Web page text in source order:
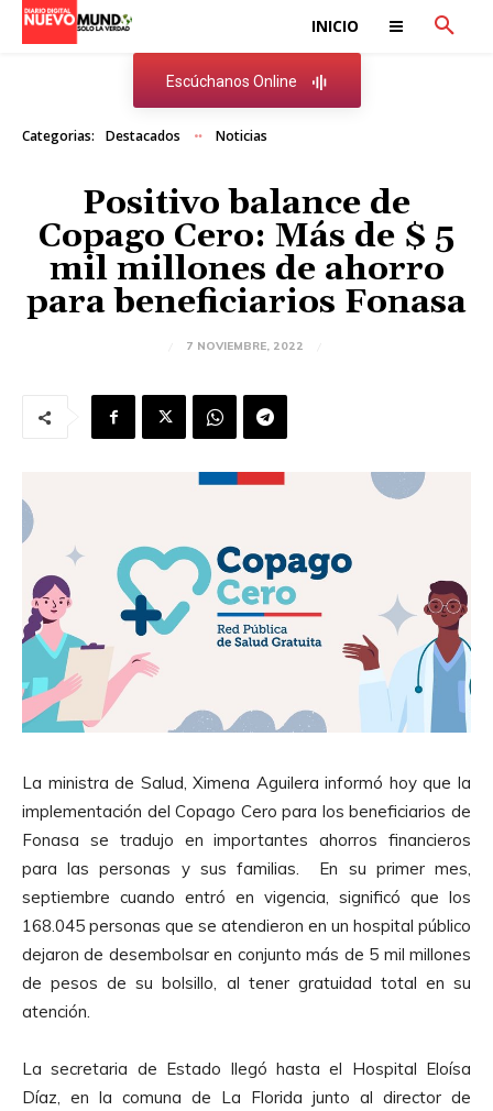
INICIO
Escúchanos Online
Categorias: Destacados Noticias
Positivo balance de
Copago Cero: Más de $ 5
mil millones de ahorro
para beneficiarios Fonasa
7 NOVIEMBRE, 2022
La ministra de Salud, Ximena Aguilera informó hoy que la
implementación del Copago Cero para los beneficiarios de
Fonasa se tradujo en importantes ahorros financieros
para las personas y sus familias. En su primer mes,
septiembre cuando entró en vigencia, significó que los
168.045 personas que se atendieron en un hospital público
dejaron de desembolsar en conjunto más de 5 mil millones
de pesos de su bolsillo, al tener gratuidad total en su
atención.
La secretaria de Estado llegó hasta el Hospital Eloísa
Díaz, en la comuna de La Florida junto al director de